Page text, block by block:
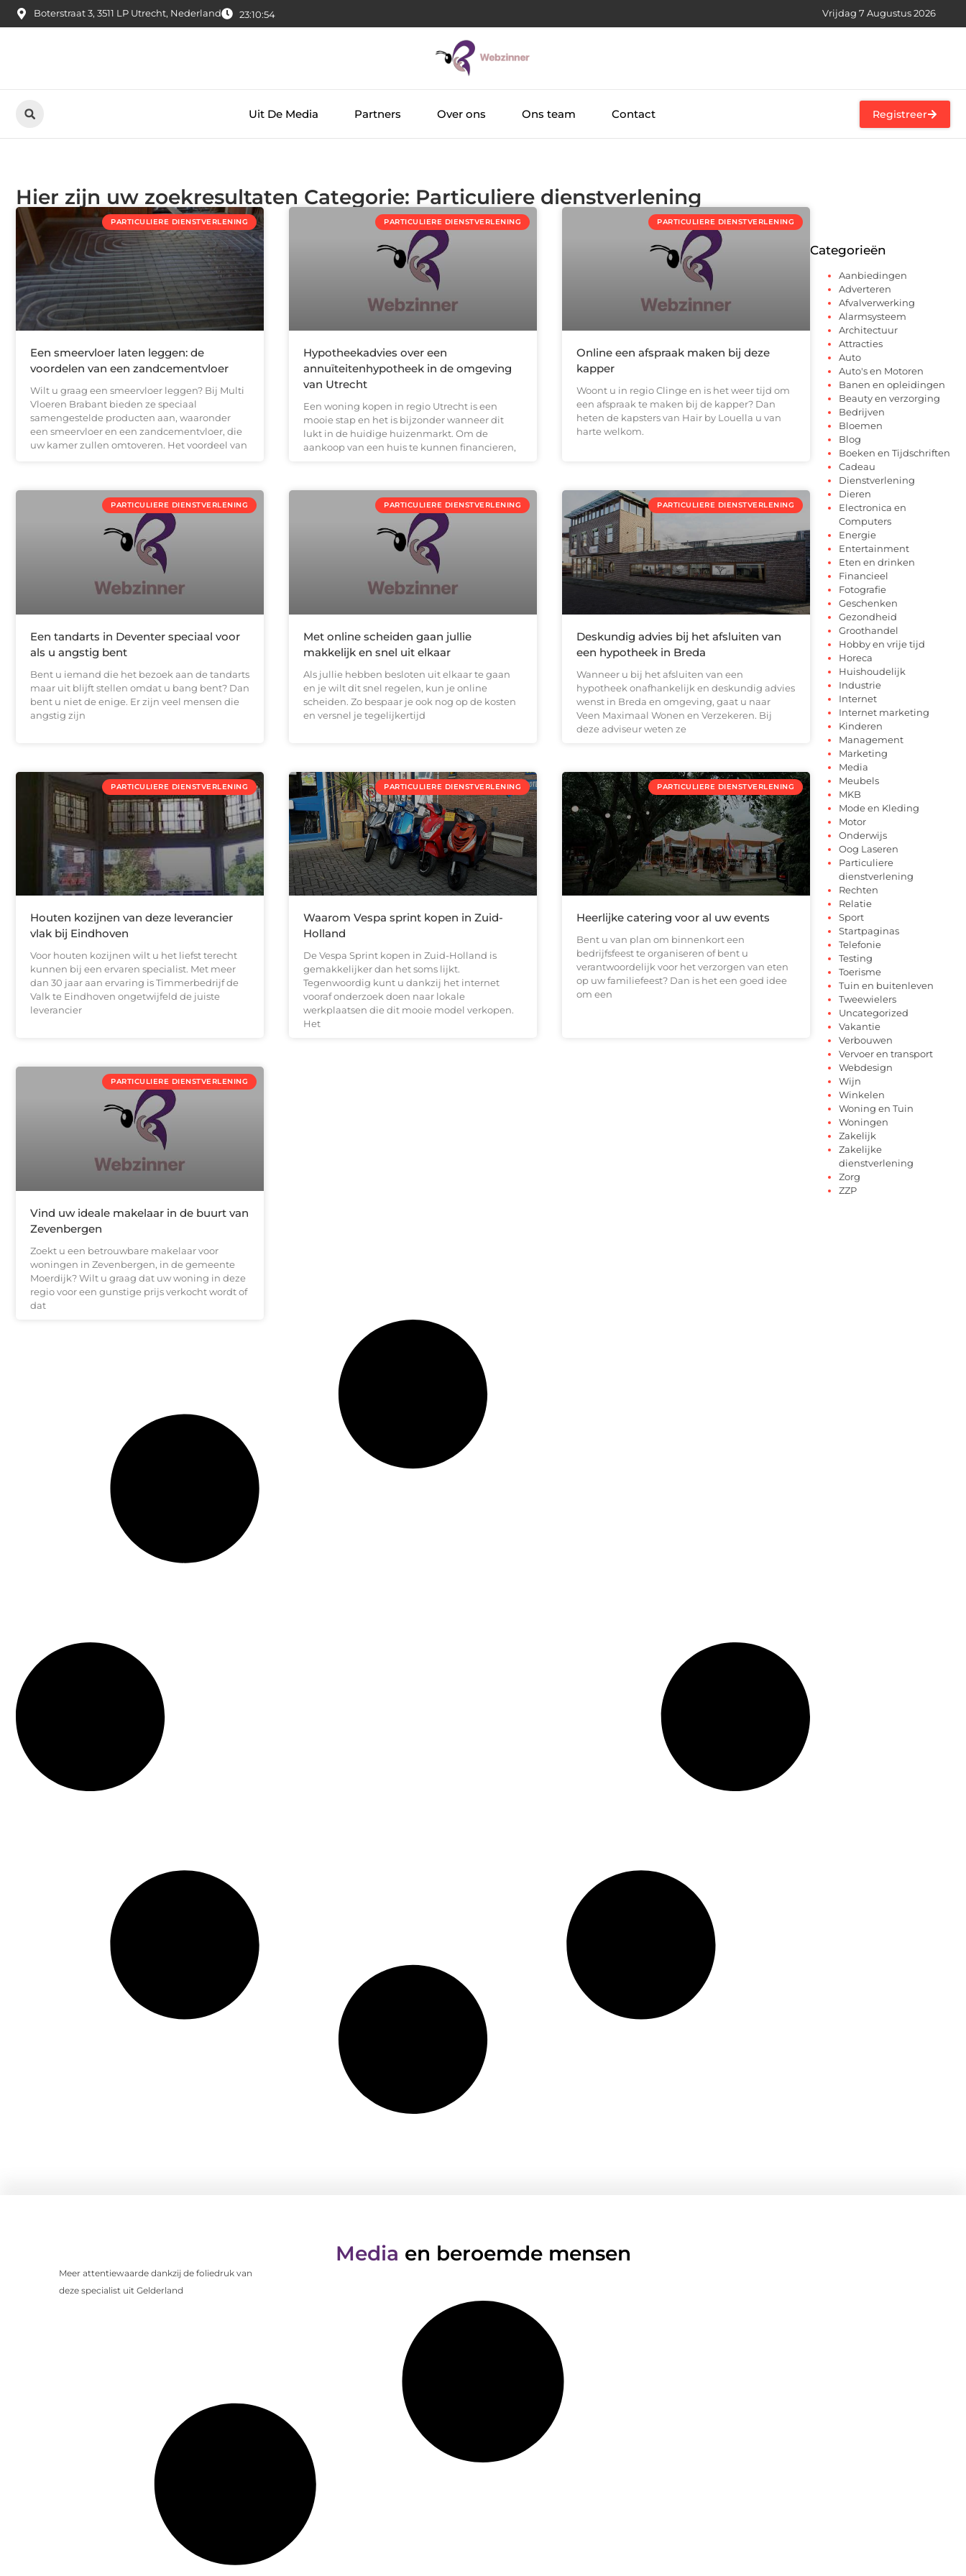
Boterstraat 3, 3511 LP Utrecht, Nederland 23:10:55 Vrijdag 7 Augustus 2026
Uit De Media Partners Over ons Ons team Contact Registreer
Hier zijn uw zoekresultaten Categorie: Particuliere dienstverlening
PARTICULIERE DIENSTVERLENING
Een smeervloer laten leggen: de
voordelen van een zandcementvloer
Wilt u graag een smeervloer leggen? Bij Multi
Vloeren Brabant bieden ze speciaal
samengestelde producten aan, waaronder
een smeervloer en een zandcementvloer, die
uw kamer zullen omtoveren. Het voordeel van
PARTICULIERE DIENSTVERLENING
Hypotheekadvies over een
annuïteitenhypotheek in de omgeving
van Utrecht
Een woning kopen in regio Utrecht is een
mooie stap en het is bijzonder wanneer dit
lukt in de huidige huizenmarkt. Om de
aankoop van een huis te kunnen financieren,
PARTICULIERE DIENSTVERLENING
Online een afspraak maken bij deze
kapper
Woont u in regio Clinge en is het weer tijd om
een afspraak te maken bij de kapper? Dan
heten de kapsters van Hair by Louella u van
harte welkom.
PARTICULIERE DIENSTVERLENING
Een tandarts in Deventer speciaal voor
als u angstig bent
Bent u iemand die het bezoek aan de tandarts
maar uit blijft stellen omdat u bang bent? Dan
bent u niet de enige. Er zijn veel mensen die
angstig zijn
PARTICULIERE DIENSTVERLENING
Met online scheiden gaan jullie
makkelijk en snel uit elkaar
Als jullie hebben besloten uit elkaar te gaan
en je wilt dit snel regelen, kun je online
scheiden. Zo bespaar je ook nog op de kosten
en versnel je tegelijkertijd
PARTICULIERE DIENSTVERLENING
Deskundig advies bij het afsluiten van
een hypotheek in Breda
Wanneer u bij het afsluiten van een
hypotheek onafhankelijk en deskundig advies
wenst in Breda en omgeving, gaat u naar
Veen Maximaal Wonen en Verzekeren. Bij
deze adviseur weten ze
PARTICULIERE DIENSTVERLENING
Houten kozijnen van deze leverancier
vlak bij Eindhoven
Voor houten kozijnen wilt u het liefst terecht
kunnen bij een ervaren specialist. Met meer
dan 30 jaar aan ervaring is Timmerbedrijf de
Valk te Eindhoven ongetwijfeld de juiste
leverancier
PARTICULIERE DIENSTVERLENING
Waarom Vespa sprint kopen in Zuid-
Holland
De Vespa Sprint kopen in Zuid-Holland is
gemakkelijker dan het soms lijkt.
Tegenwoordig kunt u dankzij het internet
vooraf onderzoek doen naar lokale
werkplaatsen die dit mooie model verkopen.
Het
PARTICULIERE DIENSTVERLENING
Heerlijke catering voor al uw events
Bent u van plan om binnenkort een
bedrijfsfeest te organiseren of bent u
verantwoordelijk voor het verzorgen van eten
op uw familiefeest? Dan is het een goed idee
om een
PARTICULIERE DIENSTVERLENING
Vind uw ideale makelaar in de buurt van
Zevenbergen
Zoekt u een betrouwbare makelaar voor
woningen in Zevenbergen, in de gemeente
Moerdijk? Wilt u graag dat uw woning in deze
regio voor een gunstige prijs verkocht wordt of
dat
Categorieën
Aanbiedingen
Adverteren
Afvalverwerking
Alarmsysteem
Architectuur
Attracties
Auto
Auto's en Motoren
Banen en opleidingen
Beauty en verzorging
Bedrijven
Bloemen
Blog
Boeken en Tijdschriften
Cadeau
Dienstverlening
Dieren
Electronica en
Computers
Energie
Entertainment
Eten en drinken
Financieel
Fotografie
Geschenken
Gezondheid
Groothandel
Hobby en vrije tijd
Horeca
Huishoudelijk
Industrie
Internet
Internet marketing
Kinderen
Management
Marketing
Media
Meubels
MKB
Mode en Kleding
Motor
Onderwijs
Oog Laseren
Particuliere
dienstverlening
Rechten
Relatie
Sport
Startpaginas
Telefonie
Testing
Toerisme
Tuin en buitenleven
Tweewielers
Uncategorized
Vakantie
Verbouwen
Vervoer en transport
Webdesign
Wijn
Winkelen
Woning en Tuin
Woningen
Zakelijk
Zakelijke
dienstverlening
Zorg
ZZP
Media en beroemde mensen
Meer attentiewaarde dankzij de foliedruk van
deze specialist uit Gelderland